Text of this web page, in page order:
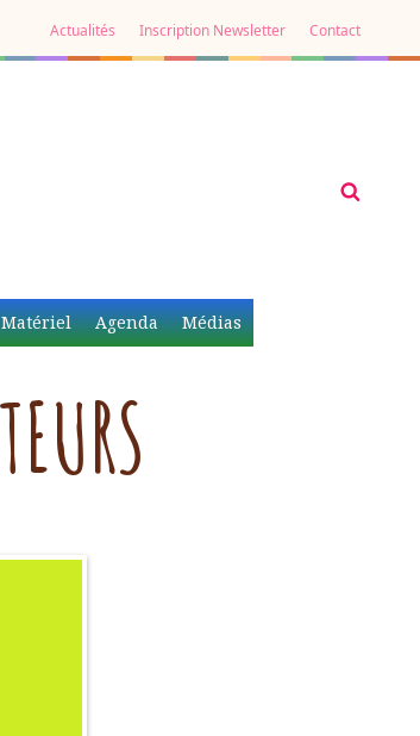
Actualités Inscription Newsletter Contact
Matériel Agenda Médias